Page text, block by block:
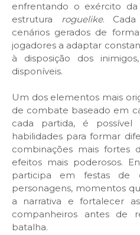
enfrentando o exército
estrutura roguelike.
cenários gerados de
jogadores a adaptar
à disposição dos
disponíveis.
Um dos elementos mais
de combate baseado em
cada partida, é
habilidades para formar
combinações mais fortes
efeitos mais poderosos.
participa em festas de
personagens, momentos
a narrativa e fortalecer
companheiros antes de
batalha.